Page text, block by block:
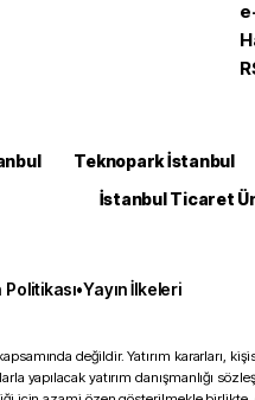
Teknopark İstanbul
İstanbul Ticaret
•Yayın İlkeleri
değildir. Yatırım kararları,
yatırım danışmanlığı